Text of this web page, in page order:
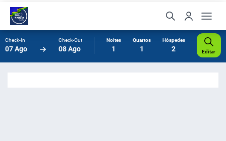
Check-In
07 Ago
Check-Out
08 Ago
Noites
1
Quartos
1
Hóspedes
2 Editar